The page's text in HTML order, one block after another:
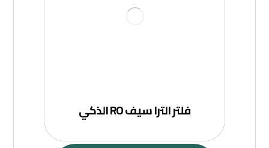
فلتر الترا سيف RO الذكي